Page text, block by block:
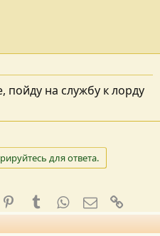
пойду на службу к лорду
для ответа.
PinterestTumblrWhatsApp
E-mail